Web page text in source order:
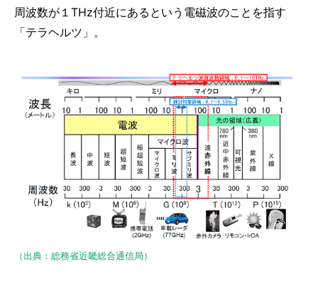
周波数が１THz付近にあるという電磁波のことを指す
「テラヘルツ」。
（出典：総務省近畿総合通信局）